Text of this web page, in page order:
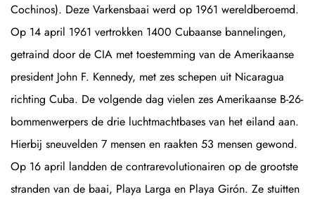
Cochinos). Deze Varkensbaai werd op 1961 wereldberoemd.
Op 14 april 1961 vertrokken 1400 Cubaanse bannelingen,
getraind door de CIA met toestemming van de Amerikaanse
president John F. Kennedy, met zes schepen uit Nicaragua
richting Cuba. De volgende dag vielen zes Amerikaanse B-26-
bommenwerpers de drie luchtmachtbases van het eiland aan.
Hierbij sneuvelden 7 mensen en raakten 53 mensen gewond.
Op 16 april landden de contrarevolutionairen op de grootste
stranden van de baai, Playa Larga en Playa Girón. Ze stuitten